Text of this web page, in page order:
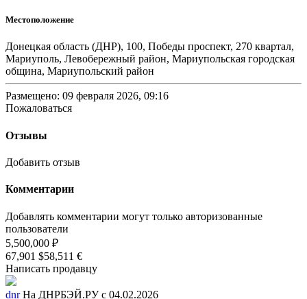
Местоположение
Донецкая область (ДНР), 100, Победы проспект, 270 квартал,
Мариуполь, Левобережный район, Мариупольская городская
община, Мариупольский район
Размещено: 09 февраля 2026, 09:16
Пожаловаться
Отзывы
Добавить отзыв
Комментарии
Добавлять комментарии могут только авторизованные
пользователи
5,500,000 ₽
67,901 $58,511 €
Написать продавцу
dnr На ДНРБЭЙ.РУ с 04.02.2026